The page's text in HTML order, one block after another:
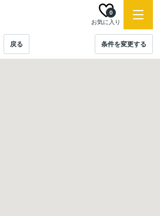
お気に入り
0
戻る 条件を変更する